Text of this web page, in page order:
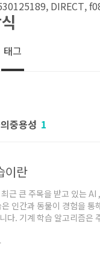
DIRECT,
태그
중용성 1
이란
근 큰 주목을 받고 있는
인간과 동물이 경험을
다. 기계 학습 알고리즘은
능을 향상시킵니다. 빅데